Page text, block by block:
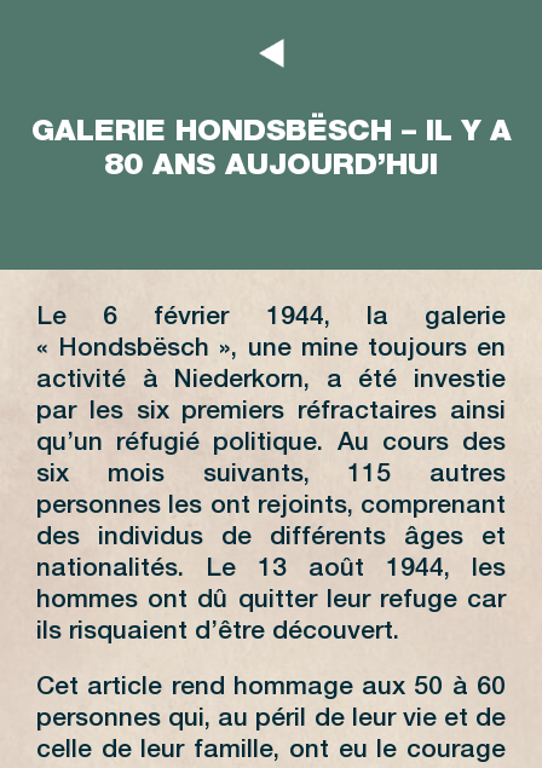
GALERIE HONDSBËSCH – IL Y A
80 ANS AUJOURD’HUI
Le 6 février 1944, la galerie
« Hondsbësch », une mine toujours en
activité à Niederkorn, a été investie
par les six premiers réfractaires ainsi
qu’un réfugié politique. Au cours des
six mois suivants, 115 autres
personnes les ont rejoints, comprenant
des individus de différents âges et
nationalités. Le 13 août 1944, les
hommes ont dû quitter leur refuge car
ils risquaient d’être découvert.
Cet article rend hommage aux 50 à 60
personnes qui, au péril de leur vie et de
celle de leur famille, ont eu le courage